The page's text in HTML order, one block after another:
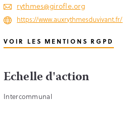
rythmes@girofle.org
https://www.auxrythmesduvivant.fr/
VOIR LES MENTIONS RGPD
Echelle d'action
Intercommunal